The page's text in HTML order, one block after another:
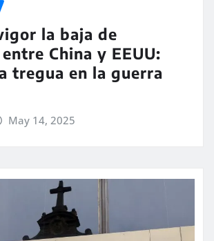
la baja de
China y EEUU:
tregua en la guerra
May 14, 2025